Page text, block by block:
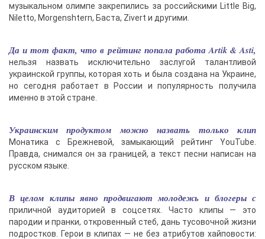
музыкальном олимпе закрепились за российскими Little Big,
Niletto, Morgenshtern, Баста, Zivert и другими.
Да и тот факт, что в рейтинг попала работа Artik & Asti,
нельзя назвать исключительно заслугой талантливой
украинской группы, которая хоть и была создана на Украине,
но сегодня работает в России и популярность получила
именно в этой стране.
Украинским продуктом можно назвать только клип
Монатика с Брежневой, замыкающий рейтинг YouTube.
Правда, снимался он за границей, а текст песни написан на
русском языке.
В целом клипы явно продвигают молодежь и блогеры с
приличной аудиторией в соцсетях. Часто клипы — это
пародии и пранки, откровенный стеб, дань тусовочной жизни
подростков. Герои в клипах — не без атрибутов хайповости: